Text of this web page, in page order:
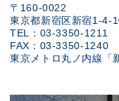
〒160-0022
東京都新宿区新宿1-4-
TEL：03-3350-1211
FAX：03-3350-1240
東京メトロ丸ノ内線「